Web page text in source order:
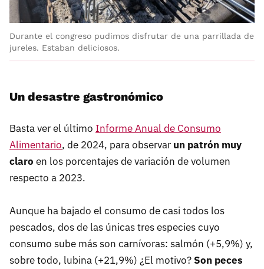
Durante el congreso pudimos disfrutar de una parrillada de
jureles. Estaban deliciosos.
Un desastre gastronómico
Basta ver el último Informe Anual de Consumo
Alimentario, de 2024, para observar un patrón muy
claro en los porcentajes de variación de volumen
respecto a 2023.
Aunque ha bajado el consumo de casi todos los
pescados, dos de las únicas tres especies cuyo
consumo sube más son carnívoras: salmón (+5,9%) y,
sobre todo, lubina (+21,9%) ¿El motivo? Son peces